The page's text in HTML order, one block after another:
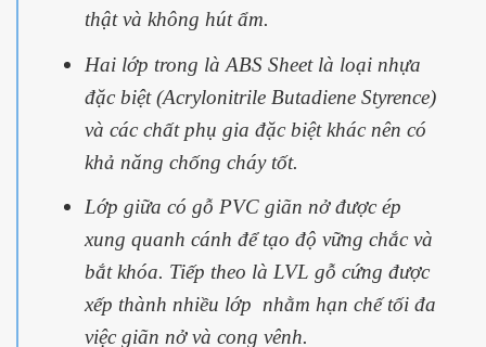
thật và không hút ẩm.
Hai lớp trong là ABS Sheet là loại nhựa
đặc biệt (Acrylonitrile Butadiene Styrence)
và các chất phụ gia đặc biệt khác nên có
khả năng chống cháy tốt.
Lớp giữa có gỗ PVC giãn nở được ép
xung quanh cánh để tạo độ vững chắc và
bắt khóa. Tiếp theo là LVL gỗ cứng được
xếp thành nhiều lớp nhằm hạn chế tối đa
việc giãn nở và cong vênh.